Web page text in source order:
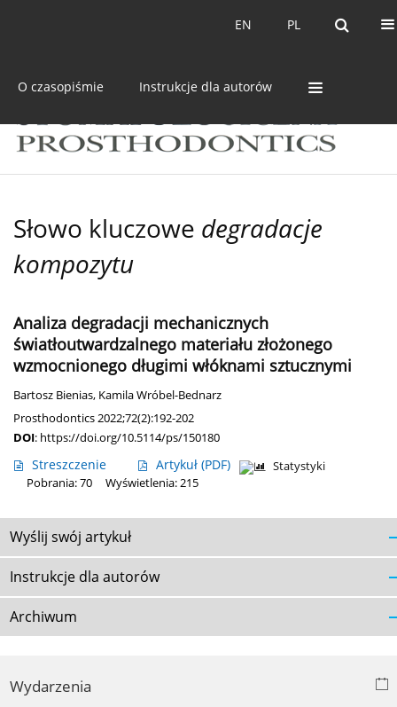
PL
EN PL
EN
O czasopiśmie Instrukcje dla autorów
Słowo kluczowe degradacje
kompozytu
Analiza degradacji mechanicznych
światłoutwardzalnego materiału złożonego
wzmocnionego długimi włóknami sztucznymi
Bartosz Bienias, Kamila Wróbel-Bednarz
Prosthodontics 2022;72(2):192-202
DOI: https://doi.org/10.5114/ps/150180
Streszczenie Artykuł (PDF)
Statystyki
Pobrania: 70
Wyświetlenia: 215
Wyślij swój artykuł
Instrukcje dla autorów
Archiwum
Wydarzenia